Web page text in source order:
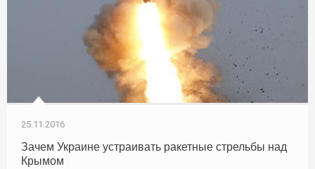
25.11.2016
Зачем Украине устраивать ракетные стрельбы над
Крымом